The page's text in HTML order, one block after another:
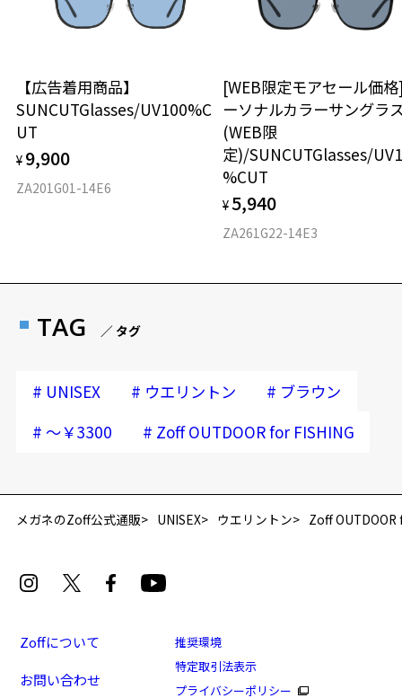
再入荷お知らせメールのお申し込み
Zoff OUTDOOR for FISHING 専用偏光フィルター
【広告着用商品】
SUNCUTGlasses/UV100%C
UT
¥ 9,900
ZA201G01-14E6
[WEB限定モアセール価
ーソナルカラーサングラ
(WEB限
定)/SUNCUTGlasses/
%CUT
¥ 5,940
ZA261G22-14E3
TAG ／ タグ
# UNISEX # ウエリントン # ブラウン
# ～￥3300 # Zoff OUTDOOR for FISHING
メガネのZoff公式通販 UNISEX ウエリントン Zoff OUTDOOR
Zoffについて
お問い合わせ
推奨環境
特定取引法表示
プライバシーポリシー